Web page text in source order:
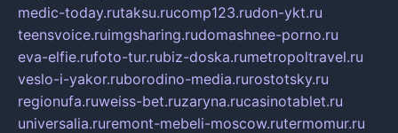
medic-today.rutaksu.rucomp123.rudon-ykt.ru
teensvoice.ruimgsharing.rudomashnee-porno.ru
eva-elfie.rufoto-tur.rubiz-doska.rumetropoltravel.ru
veslo-i-yakor.ruborodino-media.rurostotsky.ru
regionufa.ruweiss-bet.ruzaryna.rucasinotablet.ru
universalia.ruremont-mebeli-moscow.rutermomur.ru